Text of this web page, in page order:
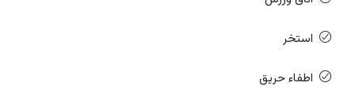
استخر
اطفاء حریق